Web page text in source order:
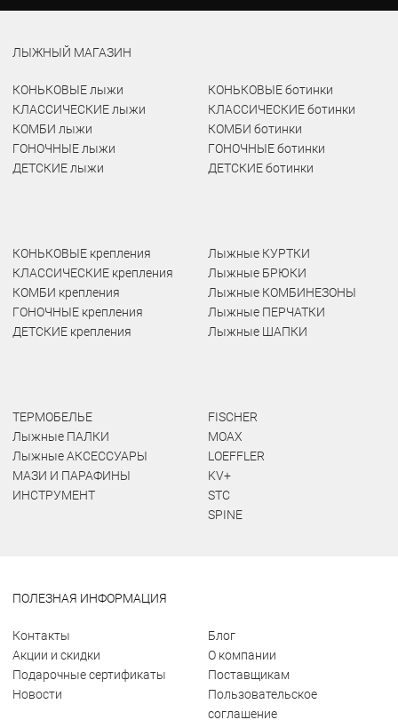
ЛЫЖНЫЙ МАГАЗИН
КОНЬКОВЫЕ лыжи
КЛАССИЧЕСКИЕ лыжи
КОМБИ лыжи
ГОНОЧНЫЕ лыжи
ДЕТСКИЕ лыжи
КОНЬКОВЫЕ ботинки
КЛАССИЧЕСКИЕ ботинки
КОМБИ ботинки
ГОНОЧНЫЕ ботинки
ДЕТСКИЕ ботинки
КОНЬКОВЫЕ крепления
КЛАССИЧЕСКИЕ крепления
КОМБИ крепления
ГОНОЧНЫЕ крепления
ДЕТСКИЕ крепления
Лыжные КУРТКИ
Лыжные БРЮКИ
Лыжные КОМБИНЕЗОНЫ
Лыжные ПЕРЧАТКИ
Лыжные ШАПКИ
ТЕРМОБЕЛЬЕ
Лыжные ПАЛКИ
Лыжные АКСЕССУАРЫ
МАЗИ И ПАРАФИНЫ
ИНСТРУМЕНТ
FISCHER
MOAX
LOEFFLER
KV+
STC
SPINE
ПОЛЕЗНАЯ ИНФОРМАЦИЯ
Контакты
Акции и скидки
Подарочные сертификаты
Новости
Блог
О компании
Поставщикам
Пользовательское
соглашение